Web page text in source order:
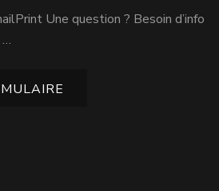
Une question ? Besoin d’info
…